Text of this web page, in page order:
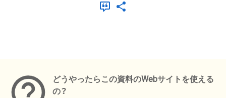
どうやったらこの資料のWebサイトを使える
の？